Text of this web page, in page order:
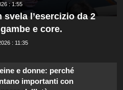
: 1:55
svela l’esercizio da 2
e core.
: 11:35
e donne: perché
importanti con